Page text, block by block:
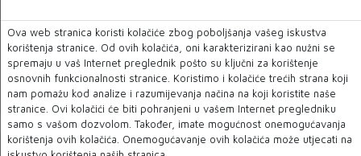
Tko odsad može posredovati prometovanju
nekretninama u FBiH?
25 LIS 2021
Ova web stranica koristi kolačiće zbog poboljšanja vašeg iskustva
korištenja stranice. Od ovih kolačića, oni karakterizirani kao nužni se
spremaju u vaš Internet preglednik pošto su ključni za korištenje
osnovnih funkcionalnosti stranice. Koristimo i kolačiće trećih strana koji
nam pomažu kod analize i razumijevanja načina na koji koristite naše
stranice. Ovi kolačići će biti pohranjeni u vašem Internet pregledniku
samo s vašom dozvolom. Također, imate mogućnost onemogućavanja
korištenja ovih kolačića. Onemogućavanje ovih kolačića može utjecati na